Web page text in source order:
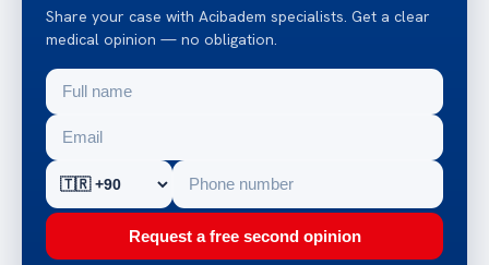
Share your case with Acibadem specialists. Get a clear
medical opinion — no obligation.
Request a free second opinion